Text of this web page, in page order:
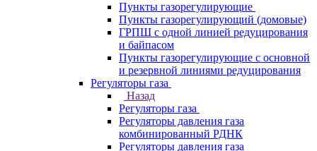
Пункты газорегулирующие
Пункты газорегулирующий (домовые)
ГРПШ с одной линией редуцирования
и байпасом
Пункты газорегулирующие с основной
и резервной линиями редуцирования
Регуляторы газа
Назад
Регуляторы газа
Регуляторы давления газа
комбинированный РДНК
Регуляторы давления газа